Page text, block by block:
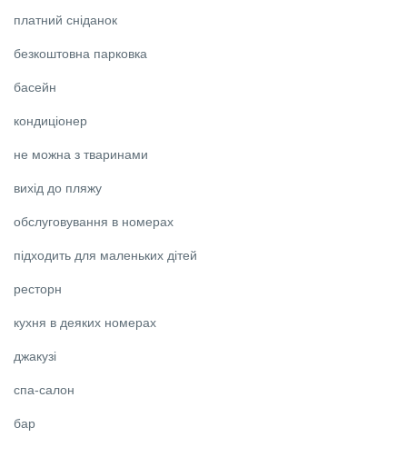
платний сніданок
безкоштовна парковка
басейн
кондиціонер
не можна з тваринами
вихід до пляжу
обслуговування в номерах
підходить для маленьких дітей
ресторн
кухня в деяких номерах
джакузі
спа-салон
бар